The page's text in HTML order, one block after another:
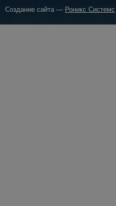
Создание сайта — Роникс Системс